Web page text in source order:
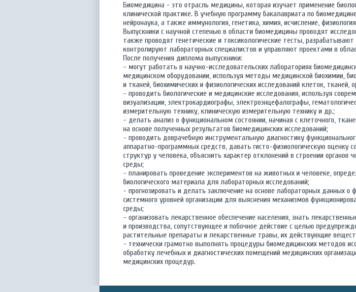
Биомедицина - это отрасль медицины, которая изучает применение
клинической практике. В учебную программу бакалавриата по
нейронаука, а также иммунология, генетика, химия, исчисление,
Выпускники с научной степенью в области биомедицины проводят
также проводят генетические и токсикологические тесты,
контролируют лабораторных специалистов и управляют проектами в
После получения диплома выпускники:
- могут работать в научно-исследовательских лабораториях
медицинском оборудовании, используя методы медицинской биохимии,
и тканей, биохимических и физиологических исследований клеток, тканей,
- проводить биологические и медицинские исследования, используя
визуализации, электрокардиографы, электроэнцефалографы,
измерительную технику, клиническую измерительную технику и др.;
- делать анализ о функциональном состоянии, начиная с клеточного,
на основе полученных результатов биомедицинских исследований;
- проводить доврачебную инструментальную диагностику
аппаратно-программных средств, давать гисто-физиологическую оценку
структур у человека, объяснить характер отклонений в строении
среды;
- планировать проведение экспериментов на животных и человеке,
биологического материала для лабораторных исследований;
- прогнозировать и делать заключение на основе лабораторных данных о
системного уровней организации для выяснения механизмов
среды;
- организовать лекарственное обеспечение населения, знать
и производства, сопутствующее и побочное действие с целью
растительные препараты и лекарственные травы, их действующие
- технически грамотно выполнять процедуры биомедицинских методов
обработку лечебных и диагностических помещений медицинских
медицинских процедур.